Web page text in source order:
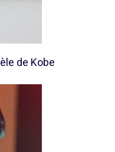
de Kobe